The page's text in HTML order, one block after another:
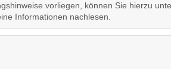
vorliegen, können Sie hierzu
Informationen nachlesen.